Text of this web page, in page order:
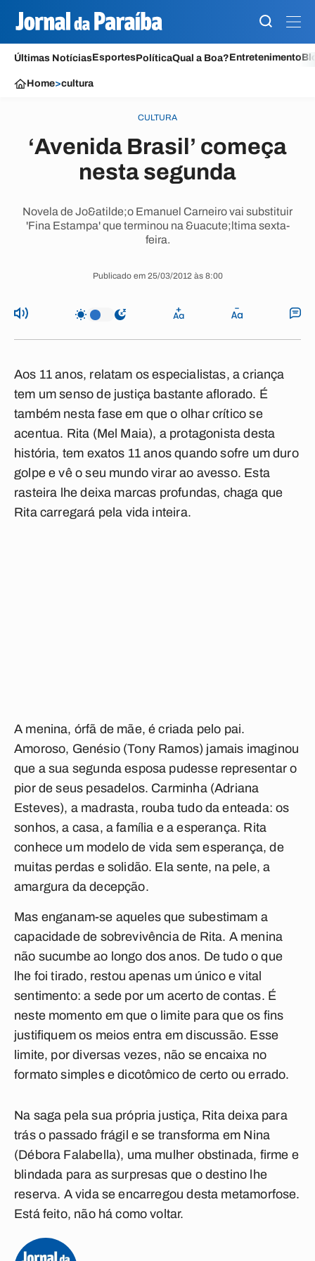
Últimas NotíciasEsportesPolíticaQual a Boa?Entretenimento
Home>cultura
CULTURA
‘Avenida Brasil’ começa
nesta segunda
Novela de Jo&atilde;o Emanuel Carneiro vai substituir
'Fina Estampa' que terminou na &uacute;ltima sexta-
feira.
Publicado em 25/03/2012 às 8:00
Aos 11 anos, relatam os especialistas, a criança
tem um senso de justiça bastante aflorado. É
também nesta fase em que o olhar crítico se
acentua. Rita (Mel Maia), a protagonista desta
história, tem exatos 11 anos quando sofre um duro
golpe e vê o seu mundo virar ao avesso. Esta
rasteira lhe deixa marcas profundas, chaga que
Rita carregará pela vida inteira.
A menina, órfã de mãe, é criada pelo pai.
Amoroso, Genésio (Tony Ramos) jamais imaginou
que a sua segunda esposa pudesse representar o
pior de seus pesadelos. Carminha (Adriana
Esteves), a madrasta, rouba tudo da enteada: os
sonhos, a casa, a família e a esperança. Rita
conhece um modelo de vida sem esperança, de
muitas perdas e solidão. Ela sente, na pele, a
amargura da decepção.
Mas enganam-se aqueles que subestimam a
capacidade de sobrevivência de Rita. A menina
não sucumbe ao longo dos anos. De tudo o que
lhe foi tirado, restou apenas um único e vital
sentimento: a sede por um acerto de contas. É
neste momento em que o limite para que os fins
justifiquem os meios entra em discussão. Esse
limite, por diversas vezes, não se encaixa no
formato simples e dicotômico de certo ou errado.
Na saga pela sua própria justiça, Rita deixa para
trás o passado frágil e se transforma em Nina
(Débora Falabella), uma mulher obstinada, firme e
blindada para as surpresas que o destino lhe
reserva. A vida se encarregou desta metamorfose.
Está feito, não há como voltar.